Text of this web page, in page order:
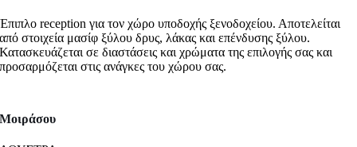
Έπιπλο reception για τον χώρο υποδοχής ξενοδοχείου. Αποτελείται
από στοιχεία μασίφ ξύλου δρυς, λάκας και επένδυσης ξύλου.
Κατασκευάζεται σε διαστάσεις και χρώματα της επιλογής σας και
προσαρμόζεται στις ανάγκες του χώρου σας.
Μοιράσου